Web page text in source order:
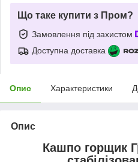
Що таке купити з Пром?
Замовлення під захистом
Доступна доставка
Опис Характеристики
Опис
Кашпо горщик